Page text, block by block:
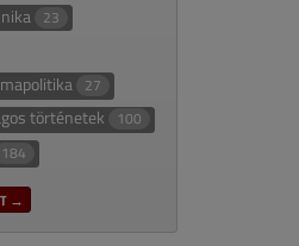
23
27
történetek 100
184
→